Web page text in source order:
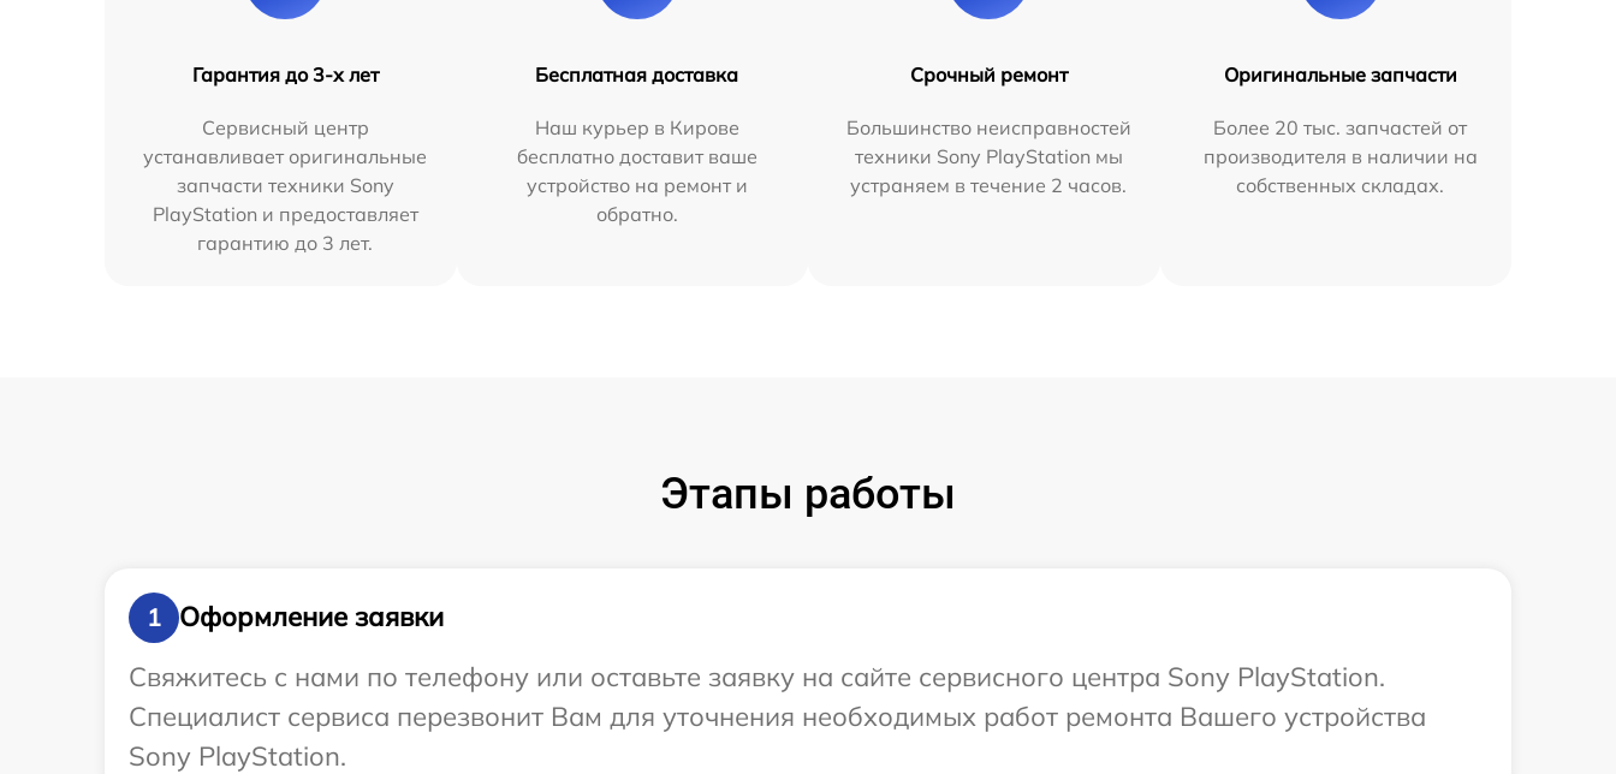
Гарантия до 3-х лет
Сервисный центр
устанавливает оригинальные
запчасти техники Sony
PlayStation и предоставляет
гарантию до 3 лет.
Бесплатная доставка
Наш курьер в Кирове
бесплатно доставит ваше
устройство на ремонт и
обратно.
Срочный ремонт
Большинство неисправностей
техники Sony PlayStation мы
устраняем в течение 2 часов.
Оригинальные запчасти
Более 20 тыс. запчастей от
производителя в наличии на
собственных складах.
Этапы работы
1
Оформление заявки
Свяжитесь с нами по телефону или оставьте заявку на сайте сервисного центра Sony PlayStation.
Специалист сервиса перезвонит Вам для уточнения необходимых работ ремонта Вашего устройства
Sony PlayStation.